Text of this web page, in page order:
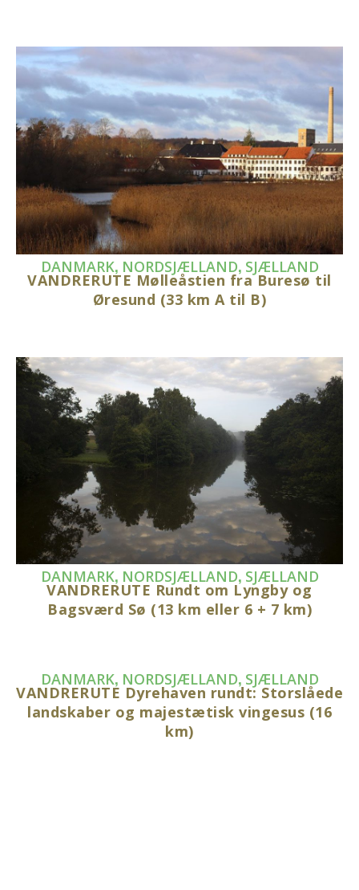
DANMARK, NORDSJÆLLAND, SJÆLLAND
VANDRERUTE Mølleåstien fra Buresø til
Øresund (33 km A til B)
DANMARK, NORDSJÆLLAND, SJÆLLAND
VANDRERUTE Rundt om Lyngby og
Bagsværd Sø (13 km eller 6 + 7 km)
DANMARK, NORDSJÆLLAND, SJÆLLAND
VANDRERUTE Dyrehaven rundt: Storslåede
landskaber og majestætisk vingesus (16
km)